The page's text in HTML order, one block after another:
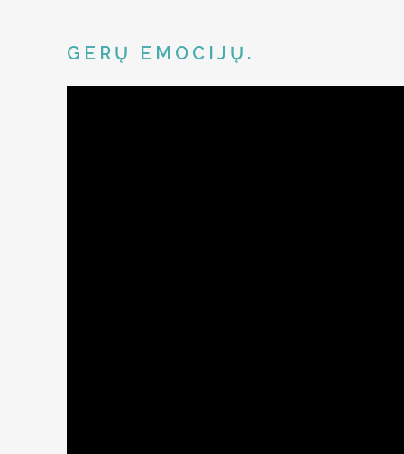
GERŲ EMOCIJŲ.